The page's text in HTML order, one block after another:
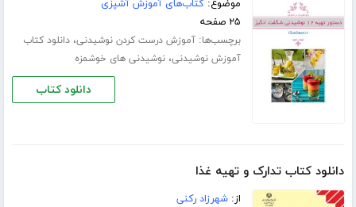
موضوع:کتاب‌های آموزش آشپزی
۲۵ صفحه
برچسب‌ها:آموزش درست کردن نوشیدنی،دانلود کتاب
آموزش نوشیدنی،نوشیدنی های خوشمزه
دانلود کتاب
دانلود کتاب تدارک و تهیه غذا
از:شهرزاد رکنی